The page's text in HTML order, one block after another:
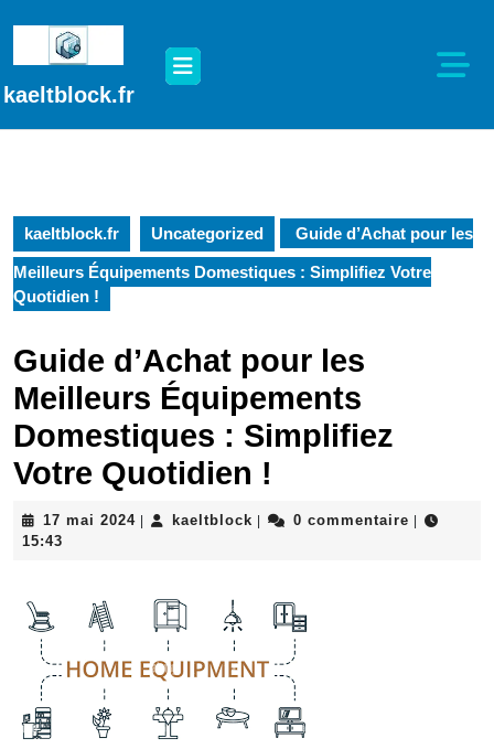
contenu
kaeltblock.fr
Open
Button
kaeltblock.fr Uncategorized Guide d’Achat pour les
Meilleurs Équipements Domestiques : Simplifiez Votre
Quotidien !
Guide d’Achat pour les
Meilleurs Équipements
Domestiques : Simplifiez
Votre Quotidien !
17 mai 202417
kaeltblock kaeltblock0 commentaire
15:43